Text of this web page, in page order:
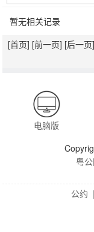
暂无相关记录
[首页] [前一页] [后一页]
电脑版
粤
公约 |